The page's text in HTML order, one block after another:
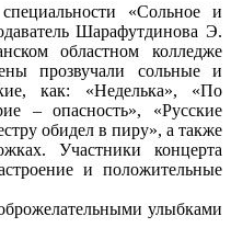
«Сольное и
Шарафутдинова Э.
областном колледже
прозвучали сольные и
как: «Неделька», «По
– опасность», «Русские
обидел в пиру», а также
Участники концерта
и положительные
улыбками